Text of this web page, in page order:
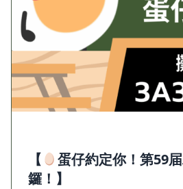
【
蛋仔約定你！第59
鑼！】